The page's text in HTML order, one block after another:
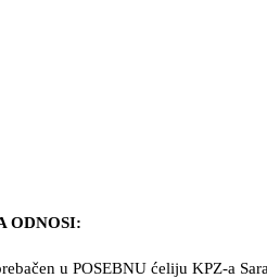
ODNOSI:
u POSEBNU ćeliju KPZ-a